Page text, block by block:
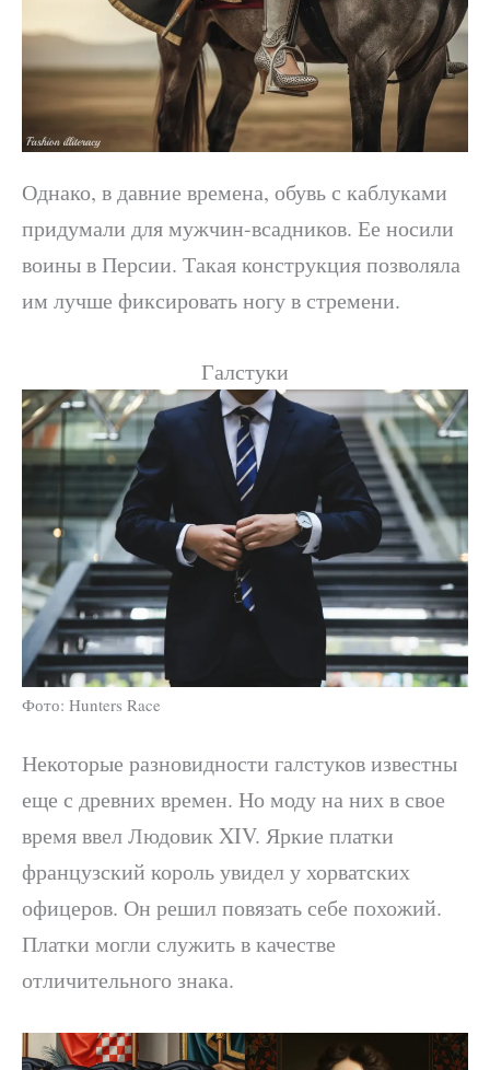
Однако, в давние времена, обувь с каблуками
придумали для мужчин-всадников. Ее носили
воины в Персии. Такая конструкция позволяла
им лучше фиксировать ногу в стремени.
Галстуки
Фото: Hunters Race
Некоторые разновидности галстуков известны
еще с древних времен. Но моду на них в свое
время ввел Людовик XIV. Яркие платки
французский король увидел у хорватских
офицеров. Он решил повязать себе похожий.
Платки могли служить в качестве
отличительного знака.